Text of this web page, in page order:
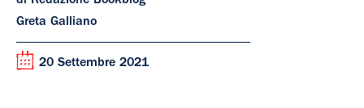
Greta Galliano
20 Settembre 2021